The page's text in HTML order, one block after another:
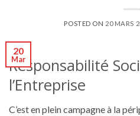
POSTED ON 20 MARS
20
Mar
Responsabilité
l’Entreprise
C’est en plein campagne à la